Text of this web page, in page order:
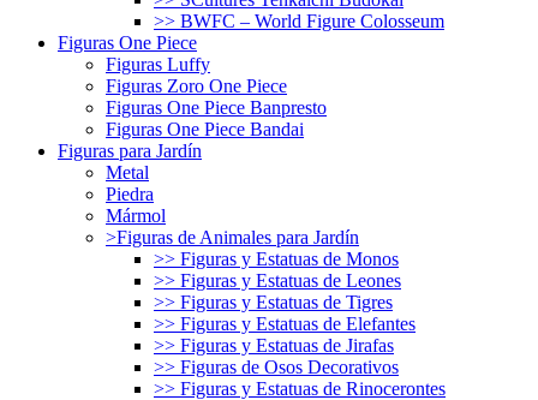
>> BWFC – World Figure Colosseum
Figuras One Piece
Figuras Luffy
Figuras Zoro One Piece
Figuras One Piece Banpresto
Figuras One Piece Bandai
Figuras para Jardín
Metal
Piedra
Mármol
>Figuras de Animales para Jardín
>> Figuras y Estatuas de Monos
>> Figuras y Estatuas de Leones
>> Figuras y Estatuas de Tigres
>> Figuras y Estatuas de Elefantes
>> Figuras y Estatuas de Jirafas
>> Figuras de Osos Decorativos
>> Figuras y Estatuas de Rinocerontes